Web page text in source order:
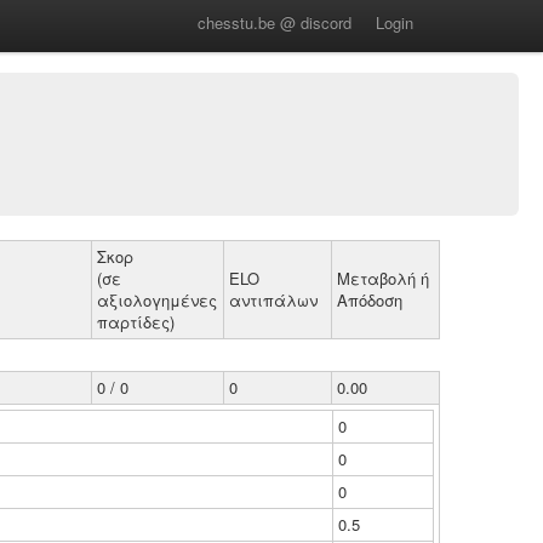
chesstu.be @ discord Login
Σκορ
(σε
αξιολογημένες
παρτίδες)
ELO
αντιπάλων
Μεταβολή ή
Απόδοση
0 / 0 0
0.00
0
0
0
0.5